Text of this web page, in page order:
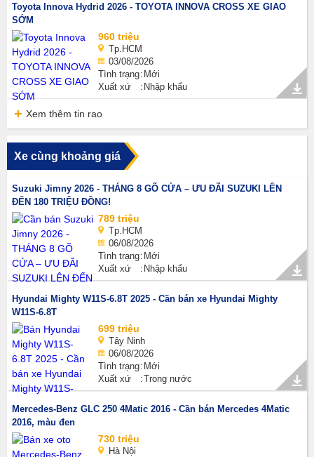
Toyota Innova Hydrid 2026 - TOYOTA INNOVA CROSS XE GIAO
SỚM
960 triệu
Tp.HCM
03/08/2026
Tình trạng Mới
Xuất xứ
Nhập khẩu
Xem thêm tin rao
Xe cùng khoảng giá
Suzuki Jimny 2026 - THÁNG 8 GÕ CỬA – ƯU ĐÃI SUZUKI LÊN
ĐẾN 180 TRIỆU ĐỒNG!
789 triệu
Tp.HCM
06/08/2026
Tình trạng Mới
Xuất xứ
Nhập khẩu
Hyundai Mighty W11S-6.8T 2025 - Cần bán xe Hyundai Mighty
W11S-6.8T
699 triệu
Tây Ninh
06/08/2026
Tình trạng Mới
Xuất xứ
Trong nước
Mercedes-Benz GLC 250 4Matic 2016 - Cần bán Mercedes 4Matic
2016, màu đen
730 triệu
Hà Nội